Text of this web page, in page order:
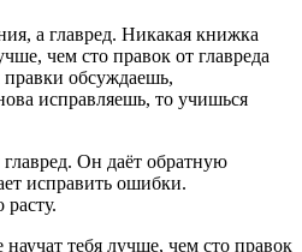
а главред. Никакая книжка
чем сто правок от главреда
правки обсуждаешь,
исправляешь, то учишься
Он даёт обратную
исправить ошибки.
расту.
тебя лучше, чем сто правок